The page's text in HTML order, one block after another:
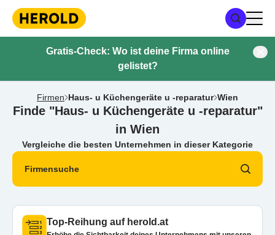
Gratis-Check: Wo ist deine Firma online
gelistet?
Firmen Haus- u Küchengeräte u -reparatur Wien
Finde "Haus- u Küchengeräte u -reparatur"
in Wien
Vergleiche die besten Unternehmen in dieser Kategorie
Firmensuche
Top-Reihung auf herold.at